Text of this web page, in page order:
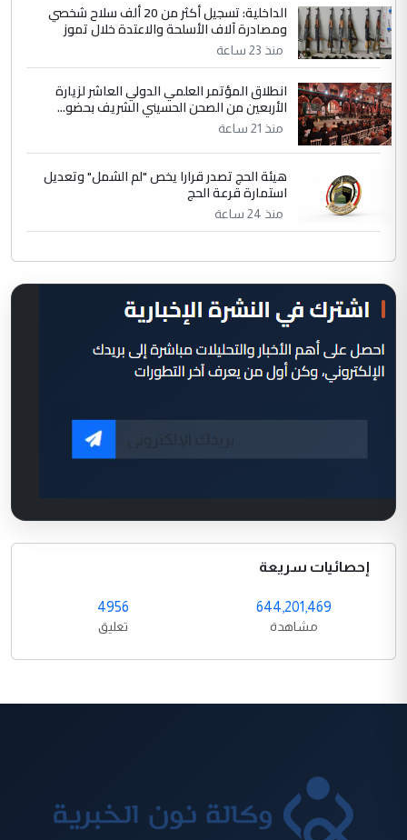
الداخلية: تسجيل أكثر من 20 ألف سلاح شخصي
ومصادرة آلاف الأسلحة والاعتدة خلال تموز
منذ 23 ساعة
انطلاق المؤتمر العلمي الدولي العاشر لزيارة
الأربعين من الصحن الحسيني الشريف بحضو...
منذ 21 ساعة
هيئة الحج تصدر قرارا يخص "لم الشمل" وتعديل
استمارة قرعة الحج
منذ 24 ساعة
إحصائيات سريعة
644,201,469
مشاهدة
4956
تعليق